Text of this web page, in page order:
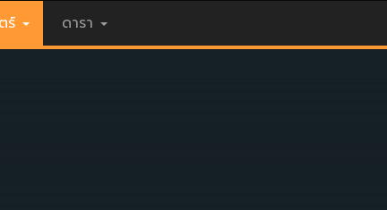
ร์ ดารา